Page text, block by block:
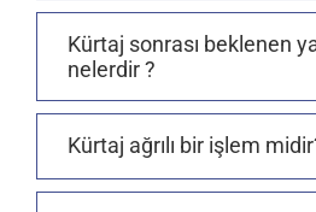
Kürtaj sonrası beklenen
nelerdir ?
Kürtaj ağrılı bir işlem